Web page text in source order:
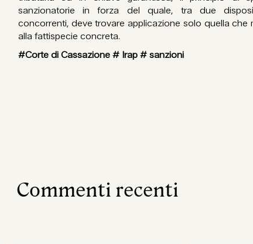
sanzionatorie in forza del quale, tra due
concorrenti, deve trovare applicazione solo quella che
alla fattispecie concreta.
#Corte di Cassazione # Irap # sanzioni
Commenti recenti